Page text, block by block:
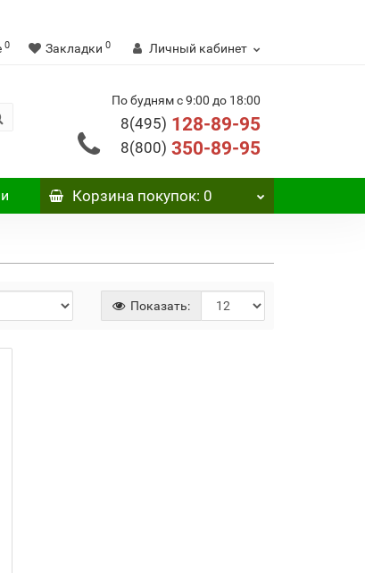
0 Закладки 0 Личный кабинет
По будням с 9:00 до 18:00
8(495) 128-89-95
8(800) 350-89-95
Корзинапокупок: 0
Показать: